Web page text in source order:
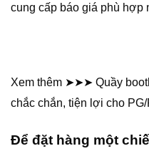
cung cấp báo giá phù hợp
Xem thêm ➤➤➤ Quầy
chắc chắn, tiện lợi cho PG/
Để đặt hàng một